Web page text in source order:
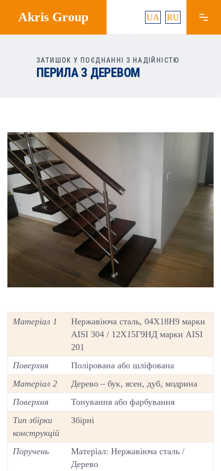
Akris Group UA RU
ЗАТИШОК У ПОЄДНАННІ З НАДІЙНІСТЮ
ПЕРИЛА З ДЕРЕВОМ
Матеріал 1
Нержавіюча сталь, 04Х18Н9 марки
AISI 304 / 12Х15Г9НД марки AISI
201
Поверхня
Полірована або шліфована
Матеріал 2
Дерево – бук, ясен, дуб, модрина
Поверхня
Тонування або фарбування
Тип збірки
конструкцій
Збірні
Поручень
Матеріал: Нержавіюча сталь /
Дерево